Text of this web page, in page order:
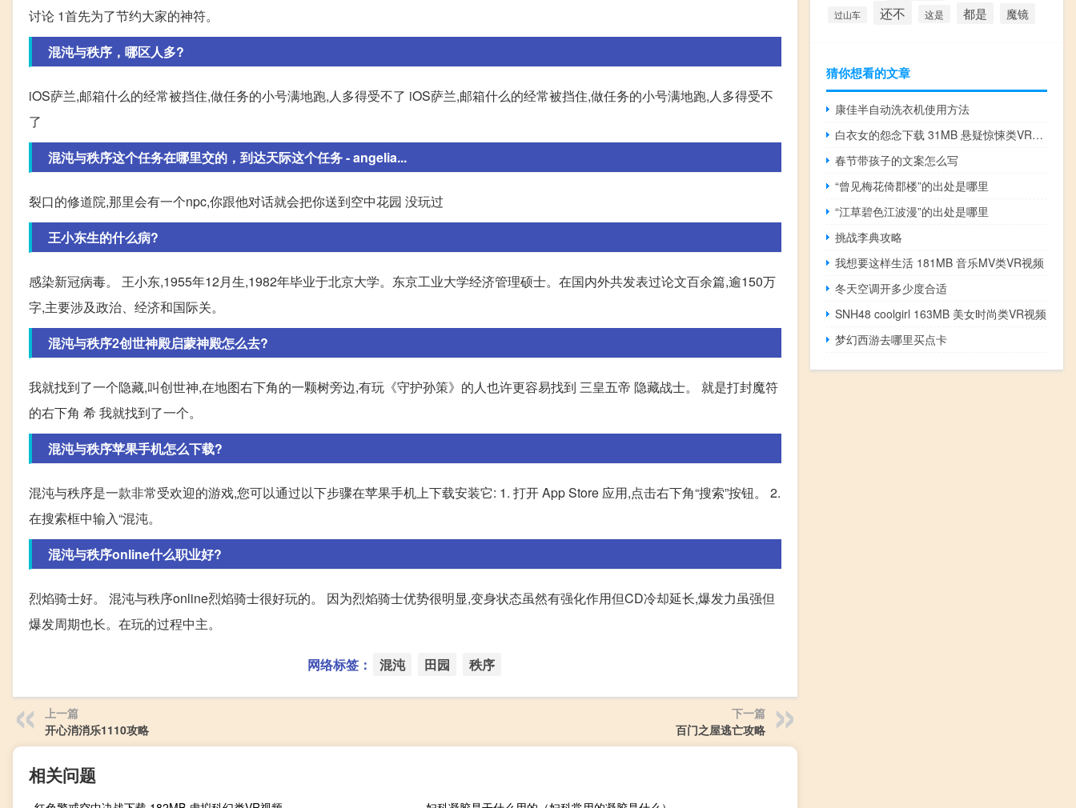
讨论 1首先为了节约大家的神符。
混沌与秩序，哪区人多?
iOS萨兰,邮箱什么的经常被挡住,做任务的小号满地跑,人多得受不了 iOS萨兰,邮箱什么的经常被挡住,做任务的小号满地跑,人多得受不
了
混沌与秩序这个任务在哪里交的，到达天际这个任务 - angelia...
裂口的修道院,那里会有一个npc,你跟他对话就会把你送到空中花园 没玩过
王小东生的什么病?
感染新冠病毒。 王小东,1955年12月生,1982年毕业于北京大学。东京工业大学经济管理硕士。在国内外共发表过论文百余篇,逾150万
字,主要涉及政治、经济和国际关。
混沌与秩序2创世神殿启蒙神殿怎么去?
我就找到了一个隐藏,叫创世神,在地图右下角的一颗树旁边,有玩《守护孙策》的人也许更容易找到 三皇五帝 隐藏战士。 就是打封魔符
的右下角 希 我就找到了一个。
混沌与秩序苹果手机怎么下载?
混沌与秩序是一款非常受欢迎的游戏,您可以通过以下步骤在苹果手机上下载安装它: 1. 打开 App Store 应用,点击右下角“搜索”按钮。 2.
在搜索框中输入“混沌。
混沌与秩序online什么职业好?
烈焰骑士好。 混沌与秩序online烈焰骑士很好玩的。 因为烈焰骑士优势很明显,变身状态虽然有强化作用但CD冷却延长,爆发力虽强但
爆发周期也长。在玩的过程中主。
网络标签： 混沌 田园 秩序
上一篇
开心消消乐1110攻略
下一篇
百门之屋逃亡攻略
相关问题
过山车 还不 这是 都是 魔镜
猜你想看的文章
康佳半自动洗衣机使用方法
白衣女的怨念下载 31MB 悬疑惊悚类VR视频
春节带孩子的文案怎么写
“曾见梅花倚郡楼”的出处是哪里
“江草碧色江波漫”的出处是哪里
挑战李典攻略
我想要这样生活 181MB 音乐MV类VR视频
冬天空调开多少度合适
SNH48 coolgirl 163MB 美女时尚类VR视频
梦幻西游去哪里买点卡